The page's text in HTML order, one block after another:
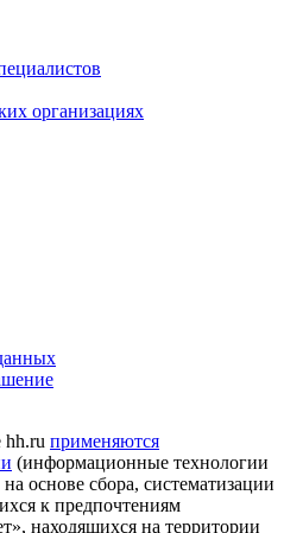
организациях
применяются
(информационные технологии
основе сбора, систематизации
к предпочтениям
находящихся на территории